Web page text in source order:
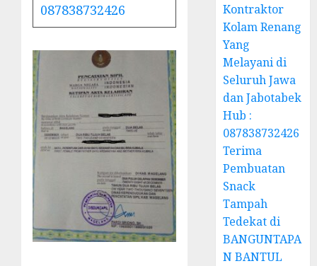
087838732426
Kontraktor
Kolam Renang
Yang
Melayani di
Seluruh Jawa
dan Jabotabek
Hub :
087838732426
Terima
Pembuatan
Snack
Tampah
Tedekat di
BANGUNTAPA
N BANTUL